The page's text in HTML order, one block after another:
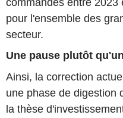
pour l'ensemble des
secteur.
Une pause plutôt
Ainsi, la correction
une phase de digestion
la thèse